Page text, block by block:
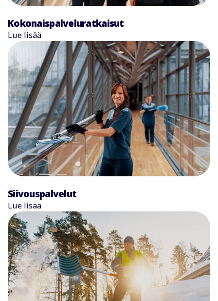
Kokonaispalveluratkaisut
Lue lisää
Siivouspalvelut
Lue lisää